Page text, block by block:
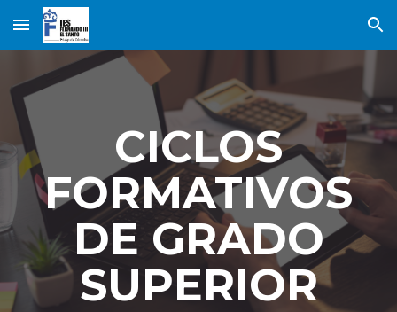
Skip to main content Skip to navigation
CICLOS
FORMATIVOS
DE GRADO
SUPERIOR